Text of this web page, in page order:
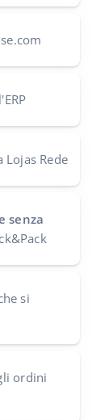
Lojas Rede
senza
si
ordini